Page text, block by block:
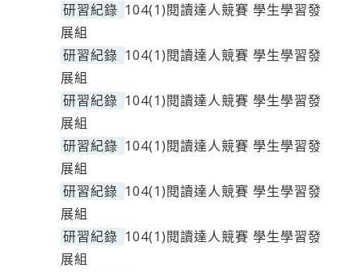
研習紀錄 104(1)閱讀達人競賽 學生學習發
展組
研習紀錄 104(1)閱讀達人競賽 學生學習發
展組
研習紀錄 104(1)閱讀達人競賽 學生學習發
展組
研習紀錄 104(1)閱讀達人競賽 學生學習發
展組
研習紀錄 104(1)閱讀達人競賽 學生學習發
展組
研習紀錄 104(1)閱讀達人競賽 學生學習發
展組